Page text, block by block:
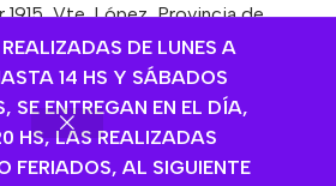
DE LUNES A
14 HS Y SÁBADOS
SE ENTREGAN EN EL DÍA,
HS, LAS REALIZADAS
FERIADOS, AL SIGUIENTE
Vte. López, Provincia de
9hs a 13hs / 16hs a 20hs
15hs